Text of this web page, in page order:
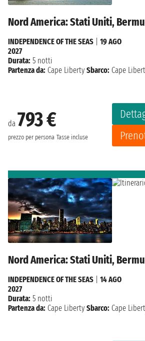
Nord America: Stati Uniti,
da 793 €
prezzo per persona Tasse incluse
INDEPENDENCE OF THE SEAS
19 AGO
2027
Durata: 5 notti
Partenza da: Cape Liberty Sbarco: Cape
Nord America: Stati Uniti,
INDEPENDENCE OF THE SEAS
14 AGO
2027
Durata: 5 notti
Partenza da: Cape Liberty Sbarco: Cape